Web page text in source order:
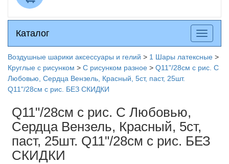
Каталог
Каталог
меню
Воздушные шарики аксессуары и гелий > 1 Шары латексные >
Круглые с рисунком > С рисунком разное > Q11"/28см с рис. С
Любовью, Сердца Вензель, Красный, 5ст, паст, 25шт.
Q11"/28см с рис. БЕЗ СКИДКИ
Q11"/28см с рис. С Любовью,
Сердца Вензель, Красный, 5ст,
паст, 25шт. Q11"/28см с рис. БЕЗ
СКИДКИ